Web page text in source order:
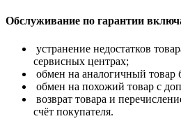
Обслуживание по гарантии
устранение недостатков
сервисных центрах;
обмен на аналогичный товар
обмен на похожий товар с
возврат товара и
счёт покупателя.